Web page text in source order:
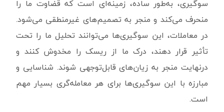
سوگیری، به‌طور ساده، زمینه‌ای است که قضاوت ما را
منحرف می‌کند و منجر به تصمیم‌های غیرمنطقی می‌شود.
در معاملات، این سوگیری‌ها می‌توانند تحلیل ما را تحت
تأثیر قرار دهند، درک ما از ریسک را مخدوش کنند و
درنهایت منجر به زیان‌های قابل‌توجهی شوند. شناسایی و
مبارزه با این سوگیری‌ها برای هر معامله‌گری بسیار مهم
است.